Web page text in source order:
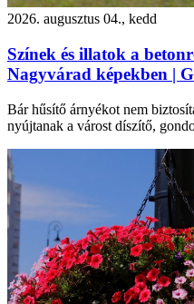
2026. augusztus 04., kedd
Színek és illatok a
Nagyvárad képekben |
Bár hűsítő árnyékot nem
nyújtanak a várost díszítő,